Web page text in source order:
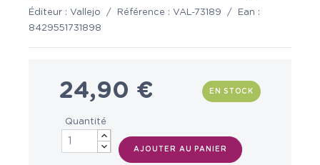
Éditeur : Vallejo / Référence : VAL-73189 /
Ean :
8429551731898
24,90 € EN STOCK
Quantité
AJOUTER AU PANIER